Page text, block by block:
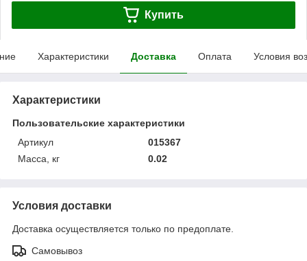
Купить
Характеристики Доставка Оплата Условия
Характеристики
Пользовательские характеристики
Артикул
015367
Масса, кг
0.02
Условия доставки
Доставка осуществляется только по предоплате.
Самовывоз